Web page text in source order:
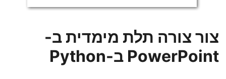
צור צורה תלת מימדית ב-
PowerPoint ב-Python